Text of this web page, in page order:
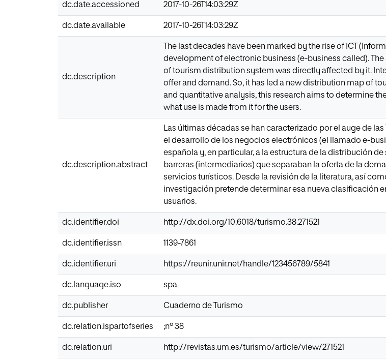
dc.date.accessioned 2017-10-26T14:03:29Z
dc.date.available 2017-10-26T14:03:29Z
dc.description
The last decades have been marked by the rise of ICT
development of electronic business (e-business called).
of tourism distribution system was directly affected by it.
offer and demand. So, it has led a new distribution map of
and quantitative analysis, this research aims to determine
what use is made from it for the users.
dc.description.abstract
Las últimas décadas se han caracterizado por el auge de
el desarrollo de los negocios electrónicos (el llamado e-
española y, en particular, a la estructura de la distribución
barreras (intermediarios) que separaban la oferta de la
servicios turísticos. Desde la revisión de la literatura, así
investigación pretende determinar esa nueva clasificación
usuarios.
dc.identifier.doi http://dx.doi.org/10.6018/turismo.38.271521
dc.identifier.issn 1139-7861
dc.identifier.uri https://reunir.unir.net/handle/123456789/5841
dc.language.iso spa
dc.publisher Cuaderno de Turismo
dc.relation.ispartofseries ;nº 38
dc.relation.uri http://revistas.um.es/turismo/article/view/271521